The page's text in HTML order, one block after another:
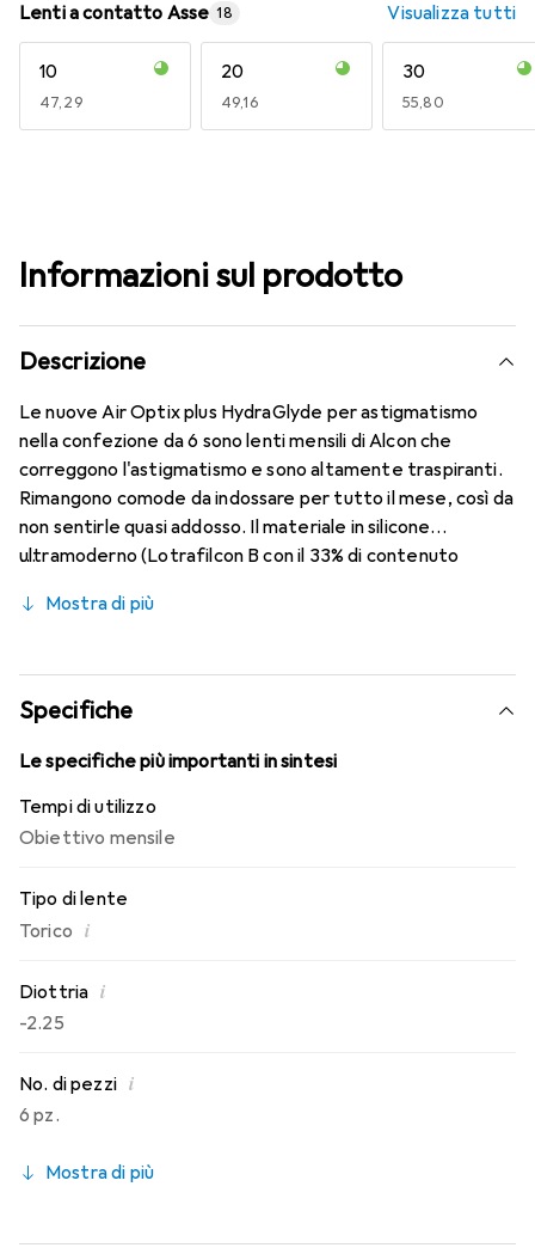
Lenti a contatto Asse 18 Visualizza tutti
10
EUR
47,29
20
EUR
49,16
30
EUR
55,80
Informazioni sul prodotto
Descrizione
Le nuove Air Optix plus HydraGlyde per astigmatismo
nella confezione da 6 sono lenti mensili di Alcon che
correggono l'astigmatismo e sono altamente traspiranti.
Rimangono comode da indossare per tutto il mese, così da
non sentirle quasi addosso. Il materiale in silicone
ultramoderno (Lotrafilcon B con il 33% di contenuto
Moisture Matrix e, insieme alla nota tecnologia
portabilità. Goditi un comfort duraturo e senza
interruzioni durante tutto il giorno con queste lenti
mensili.
Mostra di più
Specifiche
Le specifiche più importanti in sintesi
Tempi di utilizzo
Obiettivo mensile
Tipo di lente
Torico i
Diottria i
-2.25
No. di pezzi i
6 pz.
Mostra di più